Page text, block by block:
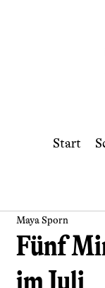
Start
Fünf
Maya Sporn